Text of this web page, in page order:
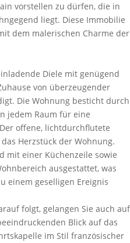
vorstellen zu dürfen, die in
liegt. Diese Immobilie
dem malerischen Charme der
Diele mit genügend
von überzeugender
Die Wohnung besticht durch
jedem Raum für eine
offene, lichtdurchflutete
Herzstück der Wohnung.
mit einer Küchenzeile sowie
ausgestattet, was
einem geselligen Ereignis
folgt, gelangen Sie auch auf
Blick auf das
im Stil französischer